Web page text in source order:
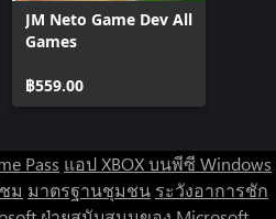
JM Neto Game Dev All
Games
฿559.00
Pass แอป XBOX บนพีซี Windows
ม มาตรฐานชุมชน ระวังอาการชัก